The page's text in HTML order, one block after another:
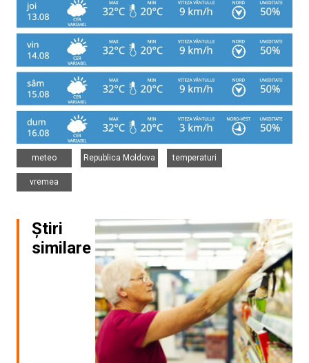
meteo
Republica Moldova
temperaturi
vremea
Știri
similare